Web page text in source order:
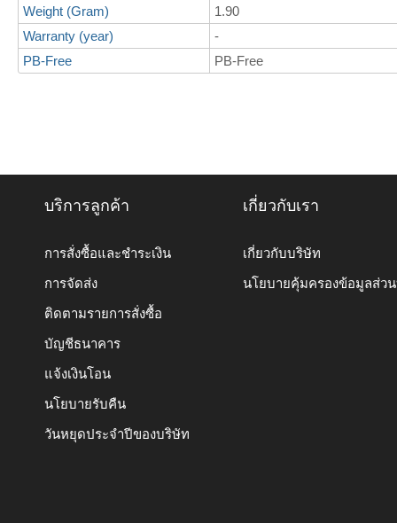
Weight (Gram)
1.90
Warranty (year)
-
PB-Free
PB-Free
บริการลูกค้า
การสั่งซื้อและชำระเงิน
การจัดส่ง
ติดตามรายการสั่งซื้อ
บัญชีธนาคาร
แจ้งเงินโอน
นโยบายรับคืน
วันหยุดประจำปีของบริษัท
เกี่ยวกับเรา
เกี่ยวกับบริษัท
นโยบายคุ้มครองข้อมูลส่ว